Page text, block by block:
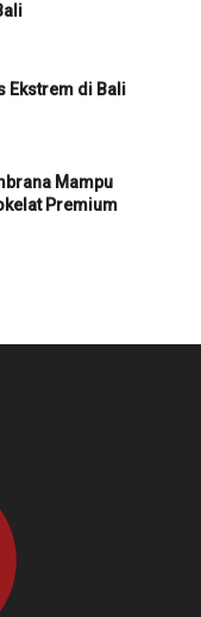
Ekstrem di Bali
Mampu
Premium